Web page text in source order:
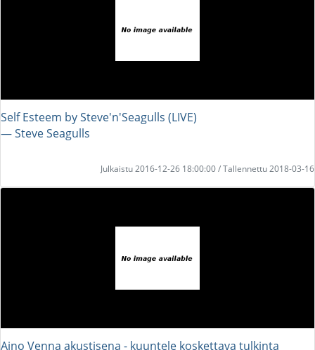
Self Esteem by Steve'n'Seagulls (LIVE)
― Steve Seagulls
Julkaistu 2016-12-26 18:00:00 / Tallennettu 2018-03-16
Aino Venna akustisena - kuuntele koskettava tulkinta